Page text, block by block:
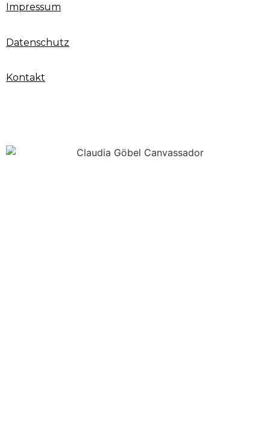
Impressum
Datenschutz
Kontakt